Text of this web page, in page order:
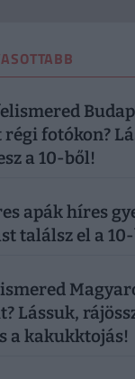
fotókon?
a 10-ből!
apák híres
találsz el a
ismered
Lássuk,
a kakukktojás!